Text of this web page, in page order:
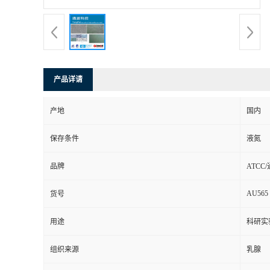
产品详请
产地 国内
保存条件 液氮
品牌 ATCC/
货号 AU565
用途 科研实
组织来源 乳腺